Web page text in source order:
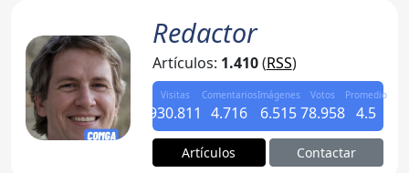
Redactor
Artículos: 1.410(RSS)
Visitas
930.811
Comentarios
4.716
Imágenes
6.515
Votos
78.958
Promedio
4.5
Artículos Contactar